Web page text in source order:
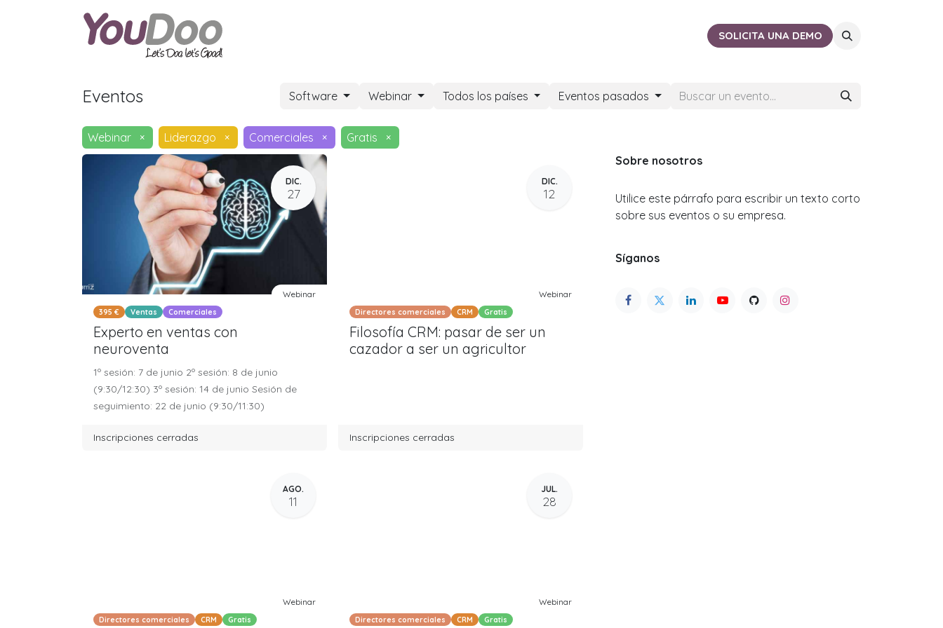
CERCA DE TISOLICITA UNA DEMO
Eventos Software Webinar Todos los países Eventos pasados
Webinar × Liderazgo × Comerciales × Gratis ×
DIC.
27
Webinar
395 € Ventas Comerciales
Experto en ventas con
neuroventa
1º sesión: 7 de junio 2º sesión: 8 de junio
(9:30/12:30) 3º sesión: 14 de junio Sesión de
seguimiento: 22 de junio (9:30/11:30)
Inscripciones cerradas
DIC.
12
Webinar
Directores comerciales CRM Gratis
Filosofía CRM: pasar de ser un
cazador a ser un agricultor
Inscripciones cerradas
AGO.
11
Webinar
Directores comerciales CRM Gratis
JUL.
28
Webinar
Directores comerciales CRM Gratis
Sobre nosotros
Utilice este párrafo para escribir un texto corto
sobre sus eventos o su empresa.
Síganos